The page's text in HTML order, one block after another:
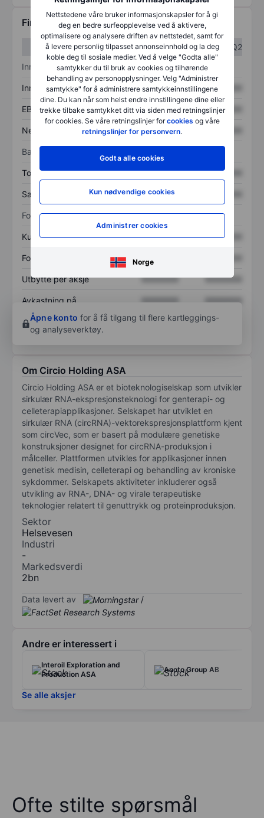
Nettstedene våre bruker informasjonskapsler for å gi
deg en bedre surfeopplevelse ved å aktivere,
optimalisere og analysere driften av nettstedet, samt for
å levere personlig tilpasset annonseinnhold og la deg
koble deg til sosiale medier. Ved å velge "Godta alle"
samtykker du til bruk av cookies og tilhørende
behandling av personopplysninger. Velg "Administrer
samtykke" for å administrere samtykkeinnstillingene
dine. Du kan når som helst endre innstillingene dine eller
trekke tilbake samtykket ditt via siden med retningslinjer
for cookies. Se våre retningslinjer forcookies og våre
retningslinjer for personvern.
Godta alle cookies
Kun nødvendige cookies
Administrer cookies
Norge
Finansiell informasjon
Q1
Q2
Inntektsoversikt
Inntekter XXXXXXX XXXXXXX
EBITDA XXXXXXX XXXXXXX
Nettoinntekt XXXXXXX
Balanse
Totale eiendeler XXXXXXX XXXXXXX
Samlet gjeld XXXXXXX
Forholdstall
Kurs/salg XXXXXXX XXXXXXX
Fortjeneste per aksje
Utbytte per aksje XXXXXXX XXXXXXX
Avkastning på
egenkapital
XXXXXXX
XXXXXXX
Åpne konto for å få tilgang til flere kartleggings-
og analyseverktøy.
Om Circio Holding ASA
Circio Holding ASA er et bioteknologiselskap som utvikler
sirkulær RNA-ekspresjonsteknologi for genterapi- og
celleterapiapplikasjoner. Selskapet har utviklet en
sirkulær RNA (circRNA)-vektorekspresjonsplattform kjent
som circVec, som er basert på modulære genetiske
konstruksjoner designet for circRNA-produksjon i
målceller. Plattformen utvikles for applikasjoner innen
genetisk medisin, celleterapi og behandling av kroniske
sykdommer. Selskapets aktiviteter inkluderer også
utvikling av RNA-, DNA- og virale terapeutiske
teknologier relatert til genuttrykk og proteinproduksjon.
Sektor
Helsevesen
Industri
-
Markedsverdi
2bn
Data levert av /
Andre er interessert i
Interoil Exploration and
Production ASA
Anoto Group AB
Se alle aksjer
Ofte stilte spørsmål